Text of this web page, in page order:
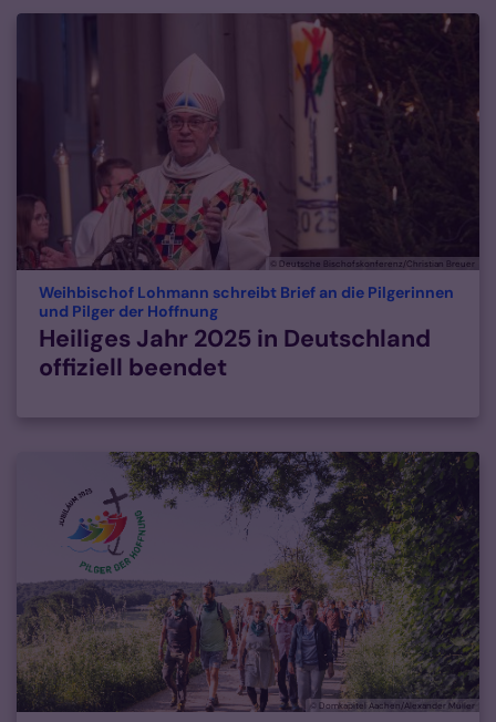
© Deutsche Bischofskonferenz/Christian Breuer
Weihbischof Lohmann schreibt Brief an die Pilgerinnen
und Pilger der Hoffnung:
Heiliges Jahr 2025 in Deutschland
offiziell beendet
© Domkapitel Aachen/Alexander Müller